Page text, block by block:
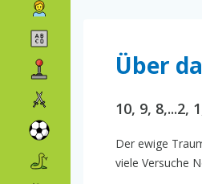
Über
10, 9,
Der ewige
viele Versuche